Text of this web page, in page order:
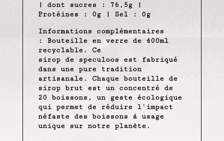
| dont sucres : 76,5g |
Protéines : 0g | Sel : 0g
Informations complémentaires
: Bouteille en verre de 400ml
recyclable. Ce
sirop de speculoos est fabriqué
dans une pure tradition
artisanale. Chaque bouteille de
sirop brut est un concentré de
20 boissons, un geste écologique
qui permet de réduire l'impact
néfaste des boissons à usage
unique sur notre planète.